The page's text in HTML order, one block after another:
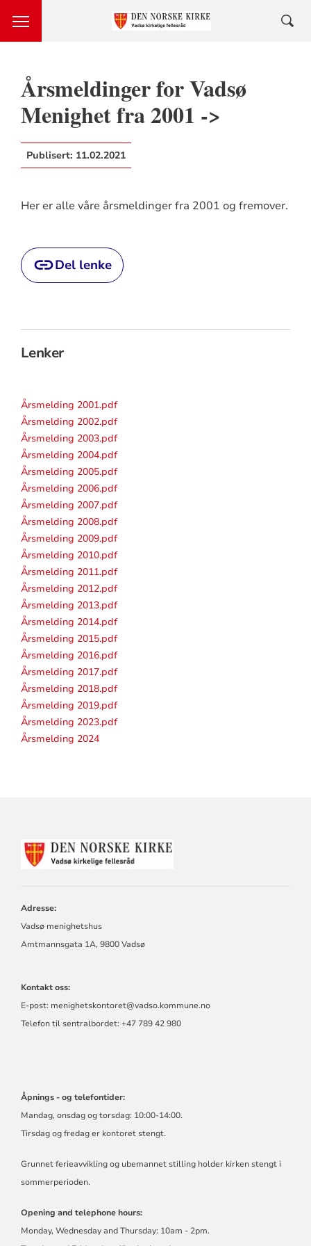
Årsmeldinger for Vadsø
Menighet fra 2001 ->
Publisert: 11.02.2021
Her er alle våre årsmeldinger fra 2001 og fremover.
Del lenke
Lenker
Årsmelding 2001.pdf
Årsmelding 2002.pdf
Årsmelding 2003.pdf
Årsmelding 2004.pdf
Årsmelding 2005.pdf
Årsmelding 2006.pdf
Årsmelding 2007.pdf
Årsmelding 2008.pdf
Årsmelding 2009.pdf
Årsmelding 2010.pdf
Årsmelding 2011.pdf
Årsmelding 2012.pdf
Årsmelding 2013.pdf
Årsmelding 2014.pdf
Årsmelding 2015.pdf
Årsmelding 2016.pdf
Årsmelding 2017.pdf
Årsmelding 2018.pdf
Årsmelding 2019.pdf
Årsmelding 2023.pdf
Årsmelding 2024
Adresse:
Vadsø menighetshus
Amtmannsgata 1A, 9800 Vadsø
Kontakt oss:
E-post: menighetskontoret@vadso.kommune.no
Telefon til sentralbordet: +47 789 42 980
Åpnings - og telefontider:
Mandag, onsdag og torsdag: 10:00-14:00.
Tirsdag og fredag er kontoret stengt.
Grunnet ferieavvikling og ubemannet stilling holder kirken stengt i
sommerperioden.
Opening and telephone hours:
Monday, Wednesday and Thursday: 10am - 2pm.